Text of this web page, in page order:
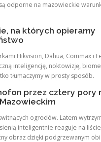
odporne na mazowieckie
na których opieramy
Hikvision, Dahua, Commax i
inteligencję, noktowizję,
tłumaczymy w prosty sposób.
przez cztery pory
ogrodów. Latem
inteligentnie reaguje na
obraz dzięki podgrzewanym